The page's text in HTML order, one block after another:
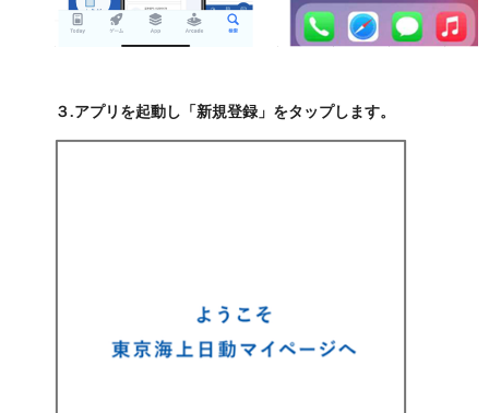
３.アプリを起動し「新規登録」をタップします。